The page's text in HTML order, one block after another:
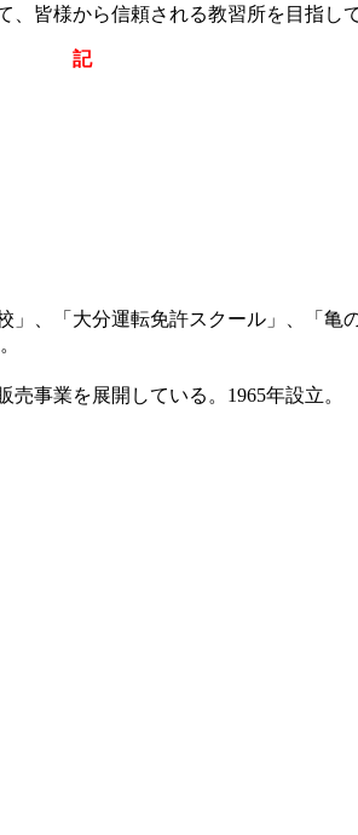
皆様から信頼される教習所を目指し
記
、「大分運転免許スクール」、「
事業を展開している。1965年設立。